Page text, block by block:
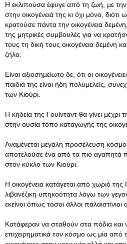
Η εκλιπούσα έφυγε από τη ζωή, με την
στην οικογένειά της κι όχι μόνο,
κρατούσε πάντα την οικογένεια
της μητρικές συμβουλές για να
τους τη δική τους οικογένεια δεμένη
ζήλο.
Είναι αξιοσημείωτο δε, ότι οι
παιδιά της είναι ήδη πολυμελείς,
των Κιούρι.
Η κηδεία της Γουίνταντ θα γίνει
στην ουσία τόπο καταγωγής της
Αναμένεται μεγάλη προσέλευση
αποτελούσε ένα από τα πιο αγαπητά
στον κύκλο των Κιούρι.
Η οικογένεια κατάγεται από χωριό
λιβανέζικη υπηκοότητα λόγω των
εκείνοι όπως τόσοι άλλοι
Κατάφεραν να σταθούν στα πόδια και
επιχειρηματικά τον κόσμο ως μία από